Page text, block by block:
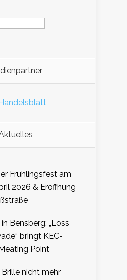
Frühlingsfest am
2026 & Eröffnung
in Bensberg: „Loss
bringt KEC-
Point
Brille nicht mehr